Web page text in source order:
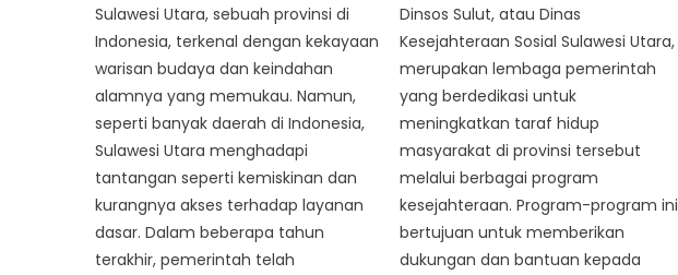
Sulawesi Utara, sebuah provinsi di
Indonesia, terkenal dengan kekayaan
warisan budaya dan keindahan
alamnya yang memukau. Namun,
seperti banyak daerah di Indonesia,
Sulawesi Utara menghadapi
tantangan seperti kemiskinan dan
kurangnya akses terhadap layanan
dasar. Dalam beberapa tahun
terakhir, pemerintah telah
Dinsos Sulut, atau Dinas
Kesejahteraan Sosial Sulawesi Utara,
merupakan lembaga pemerintah
yang berdedikasi untuk
meningkatkan taraf hidup
masyarakat di provinsi tersebut
melalui berbagai program
kesejahteraan. Program-program ini
bertujuan untuk memberikan
dukungan dan bantuan kepada